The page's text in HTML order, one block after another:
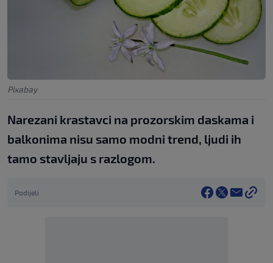
Pixabay
Narezani krastavci na prozorskim daskama i
balkonima nisu samo modni trend, ljudi ih
tamo stavljaju s razlogom.
Podijeli